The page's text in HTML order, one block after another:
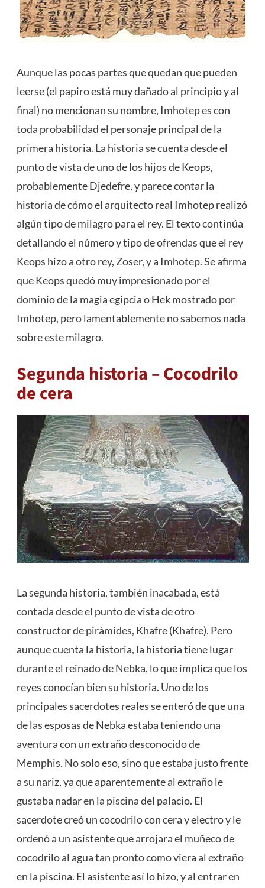
Aunque las pocas partes que quedan que pueden
leerse (el papiro está muy dañado al principio y al
final) no mencionan su nombre, Imhotep es con
toda probabilidad el personaje principal de la
primera historia. La historia se cuenta desde el
punto de vista de uno de los hijos de Keops,
probablemente Djedefre, y parece contar la
historia de cómo el arquitecto real Imhotep realizó
algún tipo de milagro para el rey. El texto continúa
detallando el número y tipo de ofrendas que el rey
Keops hizo a otro rey, Zoser, y a Imhotep. Se afirma
que Keops quedó muy impresionado por el
dominio de la magia egipcia o Hek mostrado por
Imhotep, pero lamentablemente no sabemos nada
sobre este milagro.
Segunda historia – Cocodrilo
de cera
La segunda historia, también inacabada, está
contada desde el punto de vista de otro
constructor depirámides, Khafre (Khafre). Pero
aunque cuenta la historia, la historia tiene lugar
durante el reinado de Nebka, lo que implica que los
reyes conocían bien su historia. Uno de los
principales sacerdotes reales se enteró de que una
de las esposas de Nebka estaba teniendo una
aventura con un extraño desconocido de
Memphis. No solo eso, sino que estaba justo frente
a su nariz, ya que aparentemente al extraño le
gustaba nadar en la piscina del palacio. El
sacerdote creó un cocodrilo con cera y electro y le
ordenó a un asistente que arrojara el muñeco de
cocodrilo al agua tan pronto como viera al extraño
en la piscina. El asistente así lo hizo, y al entrar en